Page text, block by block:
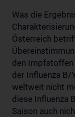
Was die
Österreich
den Impfstoffen
der Influenza B/
weltweit nicht
diese Influenza
Saison auch